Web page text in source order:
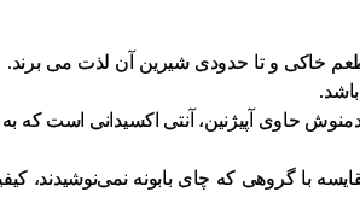
خاکی و تا حدودی شیرین آن لذت می برند.
حاوی آپیژنین، آنتی اکسیدانی است
با گروهی که چای بابونه نمی‌نوشیدند،